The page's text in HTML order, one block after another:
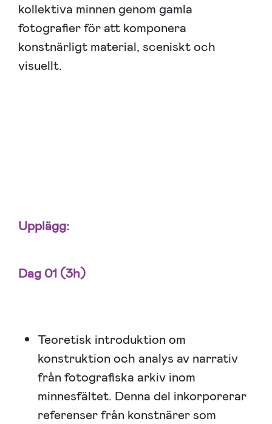
kollektiva minnen genom gamla
fotografier för att komponera
konstnärligt material, sceniskt och
visuellt.
Upplägg:
Dag 01 (3h)
Teoretisk introduktion om
konstruktion och analys av narrativ
från fotografiska arkiv inom
minnesfältet. Denna del inkorporerar
referenser från konstnärer som